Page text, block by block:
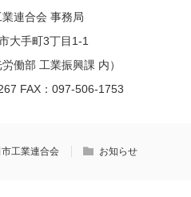
業連合会 事務局
大手町3丁目1-1
働部 工業振興課 内）
FAX：097-506-1753
市工業連合会 お知らせ